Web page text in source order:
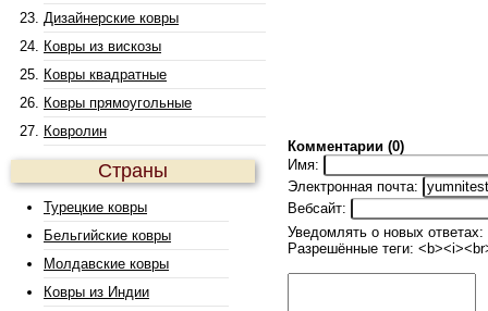
Дизайнерские ковры
Ковры из вискозы
Ковры квадратные
Ковры прямоугольные
Ковролин
Страны
Турецкие ковры
Бельгийские ковры
Молдавские ковры
Ковры из Индии
Комментарии (0)
Имя:
Электронная почта:
Вебсайт:
Уведомлять о новых ответах:
Разрешённые теги: